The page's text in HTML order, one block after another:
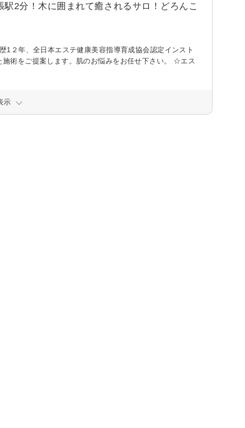
2分！木に囲まれて癒されるサロ！どろんこ
1２年、全日本エステ健康美容指導育成協会認定インスト
術をご提案します。肌のお悩みをお任せ下さい。 ☆エス
示